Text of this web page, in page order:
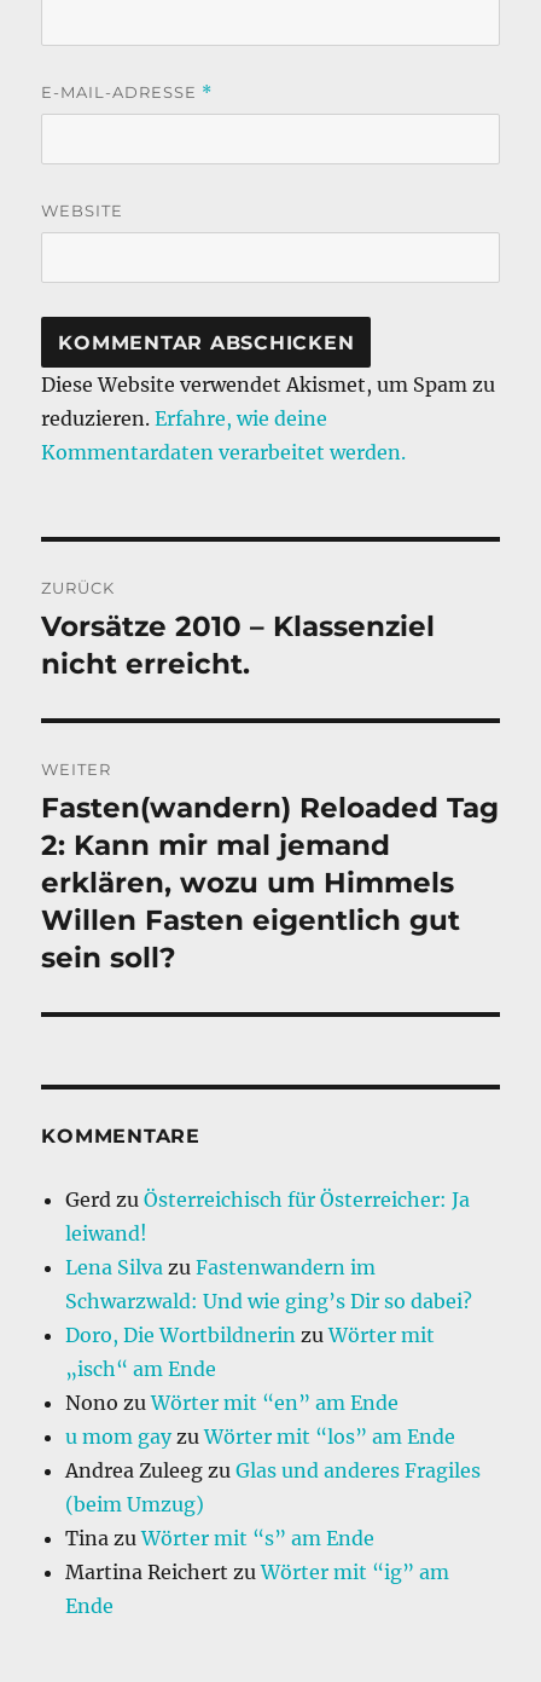
E-MAIL-ADRESSE *
WEBSITE
Diese Website verwendet Akismet, um Spam zu
reduzieren.Erfahre, wie deine
Kommentardaten verarbeitet werden.
ZURÜCK
Vorheriger
Beitrag:
Vorsätze 2010 – Klassenziel
nicht erreicht.
WEITER
Nächster
Beitrag:
Fasten(wandern) Reloaded Tag
2: Kann mir mal jemand
erklären, wozu um Himmels
Willen Fasten eigentlich gut
sein soll?
KOMMENTARE
Gerd zuÖsterreichisch für Österreicher: Ja
leiwand!
Lena Silva zuFastenwandern im
Schwarzwald: Und wie ging’s Dir so dabei?
Doro, Die Wortbildnerin zuWörter mit
„isch“ am Ende
Nono zuWörter mit “en” am Ende
u mom gayzuWörter mit “los” am Ende
Andrea Zuleeg zuGlas und anderes Fragiles
(beim Umzug)
Tina zuWörter mit “s” am Ende
Martina Reichert zuWörter mit “ig” am
Ende